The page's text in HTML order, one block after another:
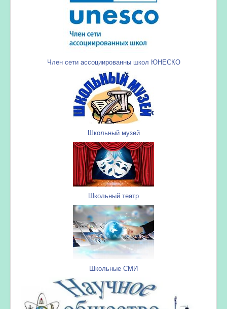
Член сети ассоциированны школ ЮНЕСКО
Школьный музей
Школьный театр
Школьные СМИ